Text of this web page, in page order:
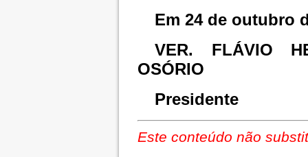
Em 24 de outubro
VER. FLÁVIO
OSÓRIO
Presidente
Este conteúdo não